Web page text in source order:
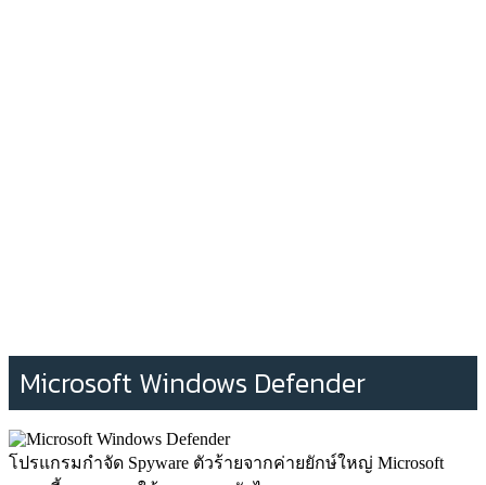
Microsoft Windows Defender
โปรแกรมกำจัด Spyware ตัวร้ายจากค่ายยักษ์ใหญ่ Microsoft